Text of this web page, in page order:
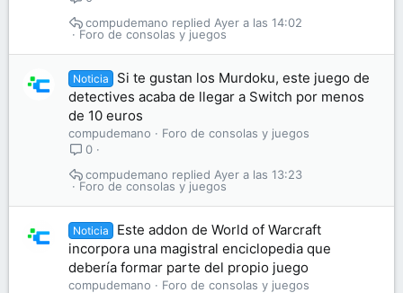
Foro de consolas y juegos
Ayer a las 14:02
compudemano
Noticia
Si te gustan los Murdoku, este juego de
detectives acaba de llegar a Switch por menos
de 10 euros
compudemano
Foro de consolas y juegos
0
Foro de consolas y juegos
Ayer a las 13:23
compudemano
Noticia
Este addon de World of Warcraft
incorpora una magistral enciclopedia que
debería formar parte del propio juego
compudemano
Foro de consolas y juegos